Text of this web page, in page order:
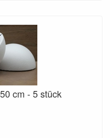
cm - 5 stück